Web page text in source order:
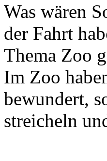
Was wären
der Fahrt
Thema Zoo
Im Zoo
bewundert,
streicheln